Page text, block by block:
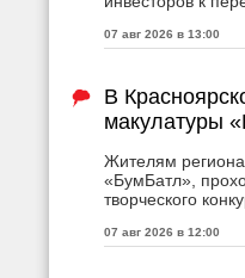
07 авг 2026 в 13:00
В
макулатуры
Жителям региона
«БумБатл»,
творческого
07 авг 2026 в 12:00